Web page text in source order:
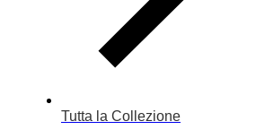
Tutta la Collezione